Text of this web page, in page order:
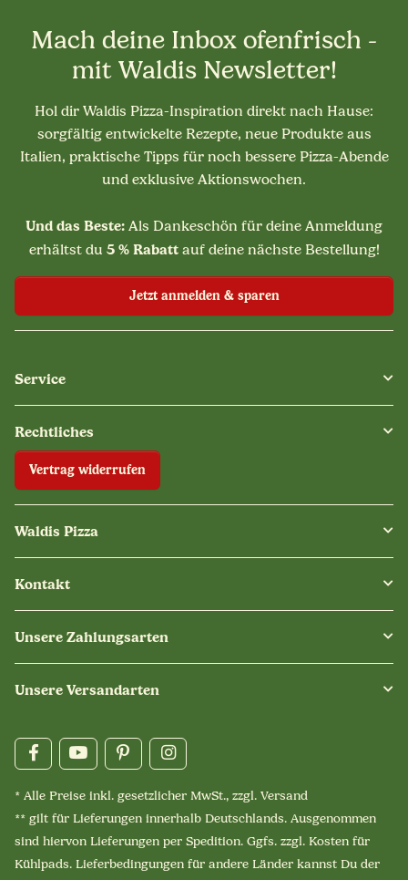
Mach deine Inbox ofenfrisch -
mit Waldis Newsletter!
Hol dir Waldis Pizza-Inspiration direkt nach Hause:
sorgfältig entwickelte Rezepte, neue Produkte aus
Italien, praktische Tipps für noch bessere Pizza-Abende
und exklusive Aktionswochen.
Und das Beste: Als Dankeschön für deine Anmeldung
erhältst du 5 % Rabattauf deine nächste Bestellung!
Jetzt anmelden & sparen
Service
Rechtliches
Vertrag widerrufen
Waldis Pizza
Kontakt
Unsere Zahlungsarten
Unsere Versandarten
* Alle Preise inkl. gesetzlicher MwSt., zzgl. Versand
** gilt für Lieferungen innerhalb Deutschlands. Ausgenommen
sind hiervon Lieferungen per Spedition. Ggfs. zzgl. Kosten für
Kühlpads. Lieferbedingungen für andere Länder kannst Du der